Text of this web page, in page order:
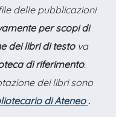
delle pubblicazioni
per scopi di
dei libri di testova
di riferimento.
dei libri sono
di Ateneo .